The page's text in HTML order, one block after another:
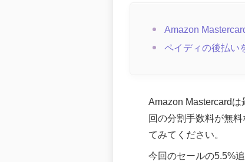
Amazon
ペイディの後払い
Amazon Mastercard
回の分割手数料が無
てみてください。
今回のセールの5.5%